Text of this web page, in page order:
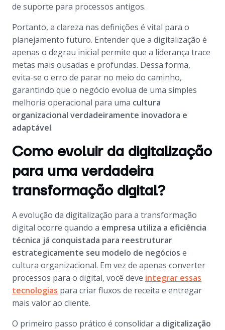
de suporte para processos antigos.
Portanto, a clareza nas definições é vital para o
planejamento futuro. Entender que a digitalização é
apenas o degrau inicial permite que a liderança trace
metas mais ousadas e profundas. Dessa forma,
evita-se o erro de parar no meio do caminho,
garantindo que o negócio evolua de uma simples
melhoria operacional para uma cultura
organizacional verdadeiramente inovadora e
adaptável.
Como evoluir da digitalização
para uma verdadeira
transformação digital?
A evolução da digitalização para a transformação
digital ocorre quando a empresa utiliza a eficiência
técnica já conquistada para reestruturar
estrategicamente seu modelo de negócios e
cultura organizacional. Em vez de apenas converter
processos para o digital, você deve integrar essas
tecnologias para criar fluxos de receita e entregar
mais valor ao cliente.
O primeiro passo prático é consolidar a digitalização